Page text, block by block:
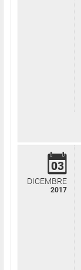
03
DICEMBRE
2017